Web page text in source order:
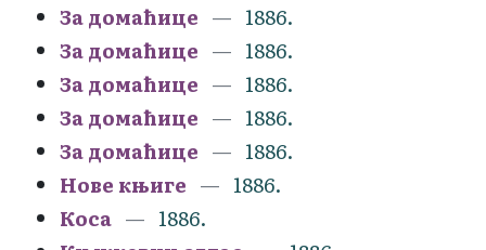
За домаћице
1886.
За домаћице
1886.
За домаћице
1886.
За домаћице
1886.
За домаћице
1886.
Нове књиге
1886.
Коса
1886.